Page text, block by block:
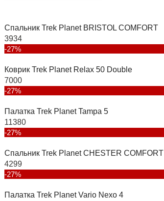
Спальник Trek Planet BRISTOL COMFORT
3934
-27%
Коврик Trek Planet Relax 50 Double
7000
-27%
Палатка Trek Planet Tampa 5
11380
-27%
Спальник Trek Planet CHESTER COMFORT
4299
-27%
Палатка Trek Planet Vario Nexo 4